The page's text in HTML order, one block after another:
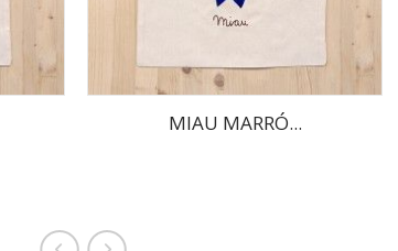
MIAU MARRÓ...